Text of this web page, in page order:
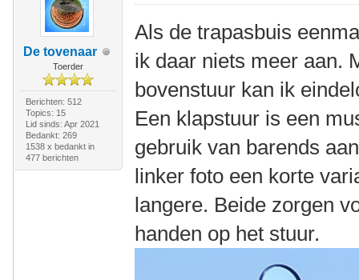
De tovenaar
Toerder
Berichten: 512
Topics: 15
Lid sinds: Apr 2021
Bedankt: 269
1538 x bedankt in
477 berichten
Als de trapasbuis
ik daar niets meer aan.
bovenstuur kan ik
Een klapstuur is een
gebruik van barends
linker foto een korte
langere. Beide zorgen
handen op het stuur.